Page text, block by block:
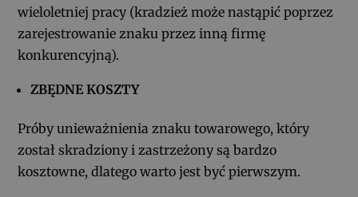
wieloletniej pracy (kradzież może nastąpić poprzez
zarejestrowanie znaku przez inną firmę
konkurencyjną).
ZBĘDNE KOSZTY
Próby unieważnienia znaku towarowego, który
został skradziony i zastrzeżony są bardzo
kosztowne, dlatego warto jest być pierwszym.